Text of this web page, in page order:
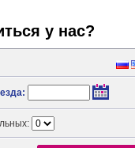
у нас?